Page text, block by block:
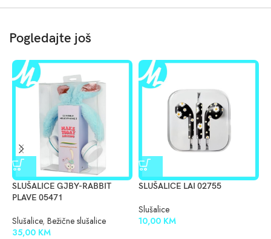
Pogledajte još
SLUŠALICE GJBY-RABBIT
PLAVE 05471
Slušalice, Bežične slušalice
35,00 KM
SLUŠALICE LAI 02755
Slušalice
10,00 KM